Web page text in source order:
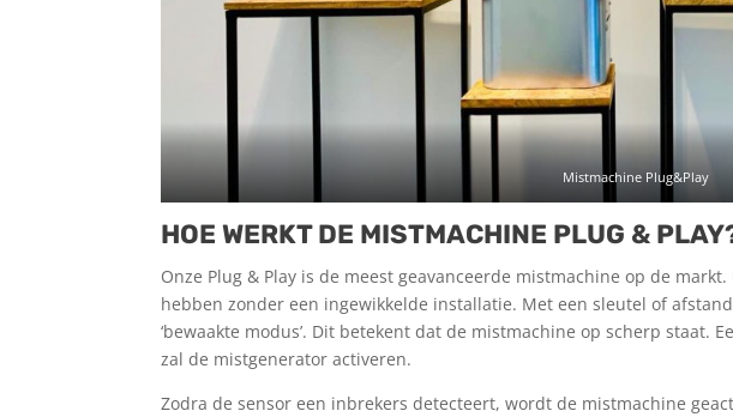
Mistmachine Plug&Play
HOE WERKT DE MISTMACHINE PLUG &
Onze Plug & Play is de meest geavanceerde mistmachine op de
hebben zonder een ingewikkelde installatie. Met een sleutel of
‘bewaakte modus’. Dit betekent dat de mistmachine op scherp staat.
zal de mistgenerator activeren.
Zodra de sensor een inbrekers detecteert, wordt de mistmachine